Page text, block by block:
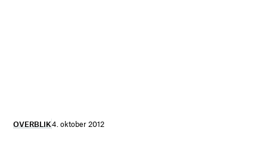
OVERBLIK4. oktober 2012